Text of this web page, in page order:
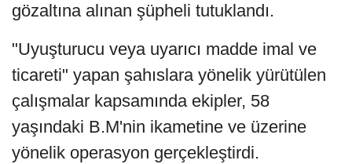
gözaltına alınan şüpheli tutuklandı.
"Uyuşturucu veya uyarıcı madde imal ve
ticareti" yapan şahıslara yönelik yürütülen
çalışmalar kapsamında ekipler, 58
yaşındaki B.M'nin ikametine ve üzerine
yönelik operasyon gerçekleştirdi.